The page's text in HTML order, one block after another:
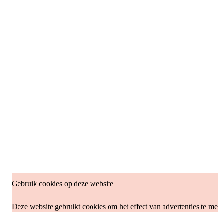
Gebruik cookies op deze website
Deze website gebruikt cookies om het effect van advertenties te